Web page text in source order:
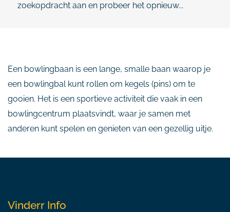
zoekopdracht aan en probeer het opnieuw...
Een bowlingbaan is een lange, smalle baan waarop je
een bowlingbal kunt rollen om kegels (pins) om te
gooien. Het is een sportieve activiteit die vaak in een
bowlingcentrum plaatsvindt, waar je samen met
anderen kunt spelen en genieten van een gezellig uitje.
Vinderr Info